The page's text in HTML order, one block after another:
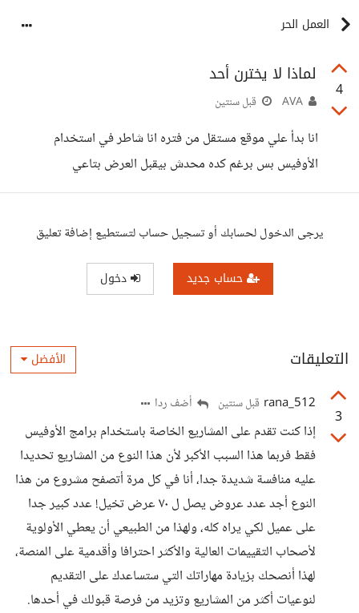
العمل الحر
4
لماذا لا يخترن أحد
قبل سنتين
انا بدأ علي موقع مستقل من فتره انا شاطر في استخدام
الأوفيس بس برغم كده محدش بيقبل العرض بتاعي
يرجى الدخول لحسابك أو تسجيل حساب لتستطيع إضافة تعليق
حساب جديد دخول
التعليقات الأفضل
3
rana_512 قبل سنتين أضف ردا
إذا كنت تقدم على المشاريع الخاصة باستخدام برامج الأوفيس
فقط فربما هذا السبب الأكبر لأن هذا النوع من المشاريع تحديدا
عليه منافسة شديدة جدا، أنا في كل مرة أتصفح مشروع من هذا
النوع أجد عدد عروض يصل ل ٧٠ عرض تخيل! عدد كبير جدا
على عميل لكي يراه كله، ولهذا من الطبيعي أن يعطي الأولوية
لأصحاب التقييمات العالية والأكثر احترافا وأقدمية على المنصة،
لهذا أنصحك بزيادة مهاراتك التي ستساعدك على التقديم
لنوعيات أكثر من المشاريع وتزيد من فرصة قبولك في أحدها.